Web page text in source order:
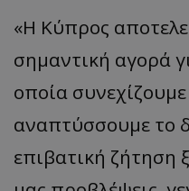
«Η Κύπρος
σημαντική αγορά
οποία
αναπτύσσουμε το
επιβατική ζήτηση